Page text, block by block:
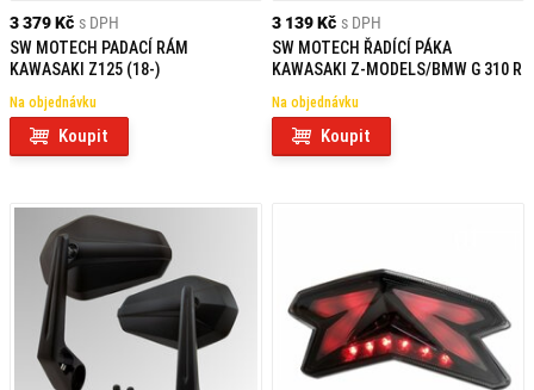
3 379 Kč s DPH
SW MOTECH PADACÍ RÁM
KAWASAKI Z125 (18-)
Na objednávku
Koupit
3 139 Kč s DPH
SW MOTECH ŘADÍCÍ PÁKA
KAWASAKI Z-MODELS/BMW G 310 R
Na objednávku
Koupit